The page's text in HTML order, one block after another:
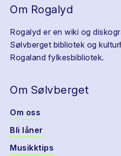
Om Rogalyd
Rogalyd er en wiki og
Sølvberget bibliotek og
Rogaland fylkesbibliotek.
Om Sølvberget
Om oss
Bli låner
Musikktips